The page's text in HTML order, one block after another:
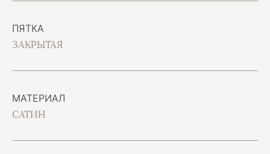
ПЯТКА
ЗАКРЫТАЯ
МАТЕРИАЛ
САТИН